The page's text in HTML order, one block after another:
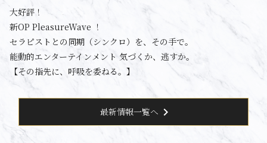
大好評！
新OP PleasureWave ！
セラピストとの同期（シンクロ）を、その手で。
能動的エンターテインメント 気づくか、逃すか。
【その指先に、呼吸を委ねる。】
最新情報一覧へ chevron_right